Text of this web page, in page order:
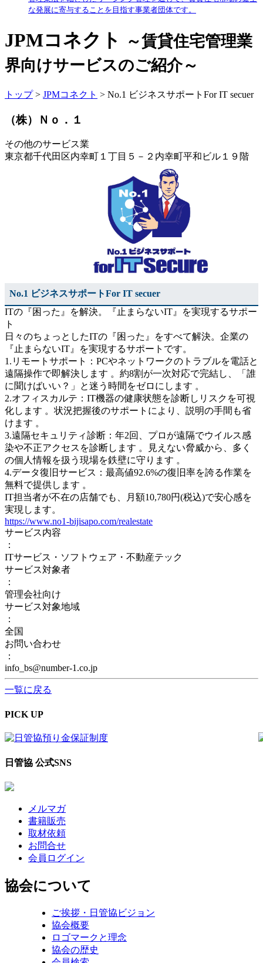
な発展に寄与することを目指す事業者団体です。
JPMコネクト
～賃貸住宅管理業
界向けサービスのご紹介～
トップ> JPMコネクト > No.1 ビジネスサポートFor IT secuer
（株）Ｎｏ．１
その他のサービス業
東京都千代田区内幸町１丁目５－２内幸町平和ビル１９階
No.1 ビジネスサポートFor IT secuer
ITの『困った』を解決。『止まらないIT』を実現するサポー
ト
日々のちょっとしたITの『困った』をすべて解決。企業の
『止まらないIT』を実現するサポートです。
1.リモートサポート：PCやネットワークのトラブルを電話と
遠隔操作で即解決します 。約8割が一次対応で完結し、「誰
に聞けばいい？」と迷う時間をゼロにします 。
2.オフィスカルテ：IT機器の健康状態を診断しリスクを可視
化します 。状況把握後のサポートにより、説明の手間も省
けます 。
3.遠隔セキュリティ診断：年2回、プロが遠隔でウイルス感
染や不正アクセスを診断します 。見えない脅威から、多く
の個人情報を扱う現場を鉄壁に守ります 。
4.データ復旧サービス：最高値92.6%の復旧率を誇る作業を
無料で提供します 。
IT担当者が不在の店舗でも、月額10,780円(税込)で安心感を
実現します。
https://www.no1-bijisapo.com/realestate
サービス内容
：
ITサービス・ソフトウェア・不動産テック
サービス対象者
：
管理会社向け
サービス対象地域
：
全国
お問い合わせ
：
info_bs@number-1.co.jp
一覧に戻る
PICK UP
日管協 公式SNS
メルマガ
書籍販売
取材依頼
お問合せ
会員ログイン
協会について
ご挨拶・日管協ビジョン
協会概要
ロゴマークと理念
協会の歴史